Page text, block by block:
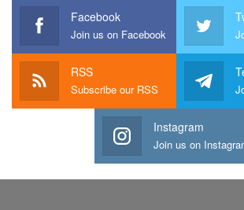
Facebook
Join us on Facebook
RSS
Subscribe our RSS
Instagram
Join us on